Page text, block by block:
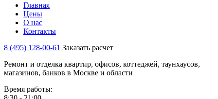
Главная
Цены
О нас
Контакты
8 (495) 128-00-61 Заказать расчет
Ремонт и отделка квартир, офисов, коттеджей, таунхаусов,
магазинов, банков в Москве и области
Время работы: